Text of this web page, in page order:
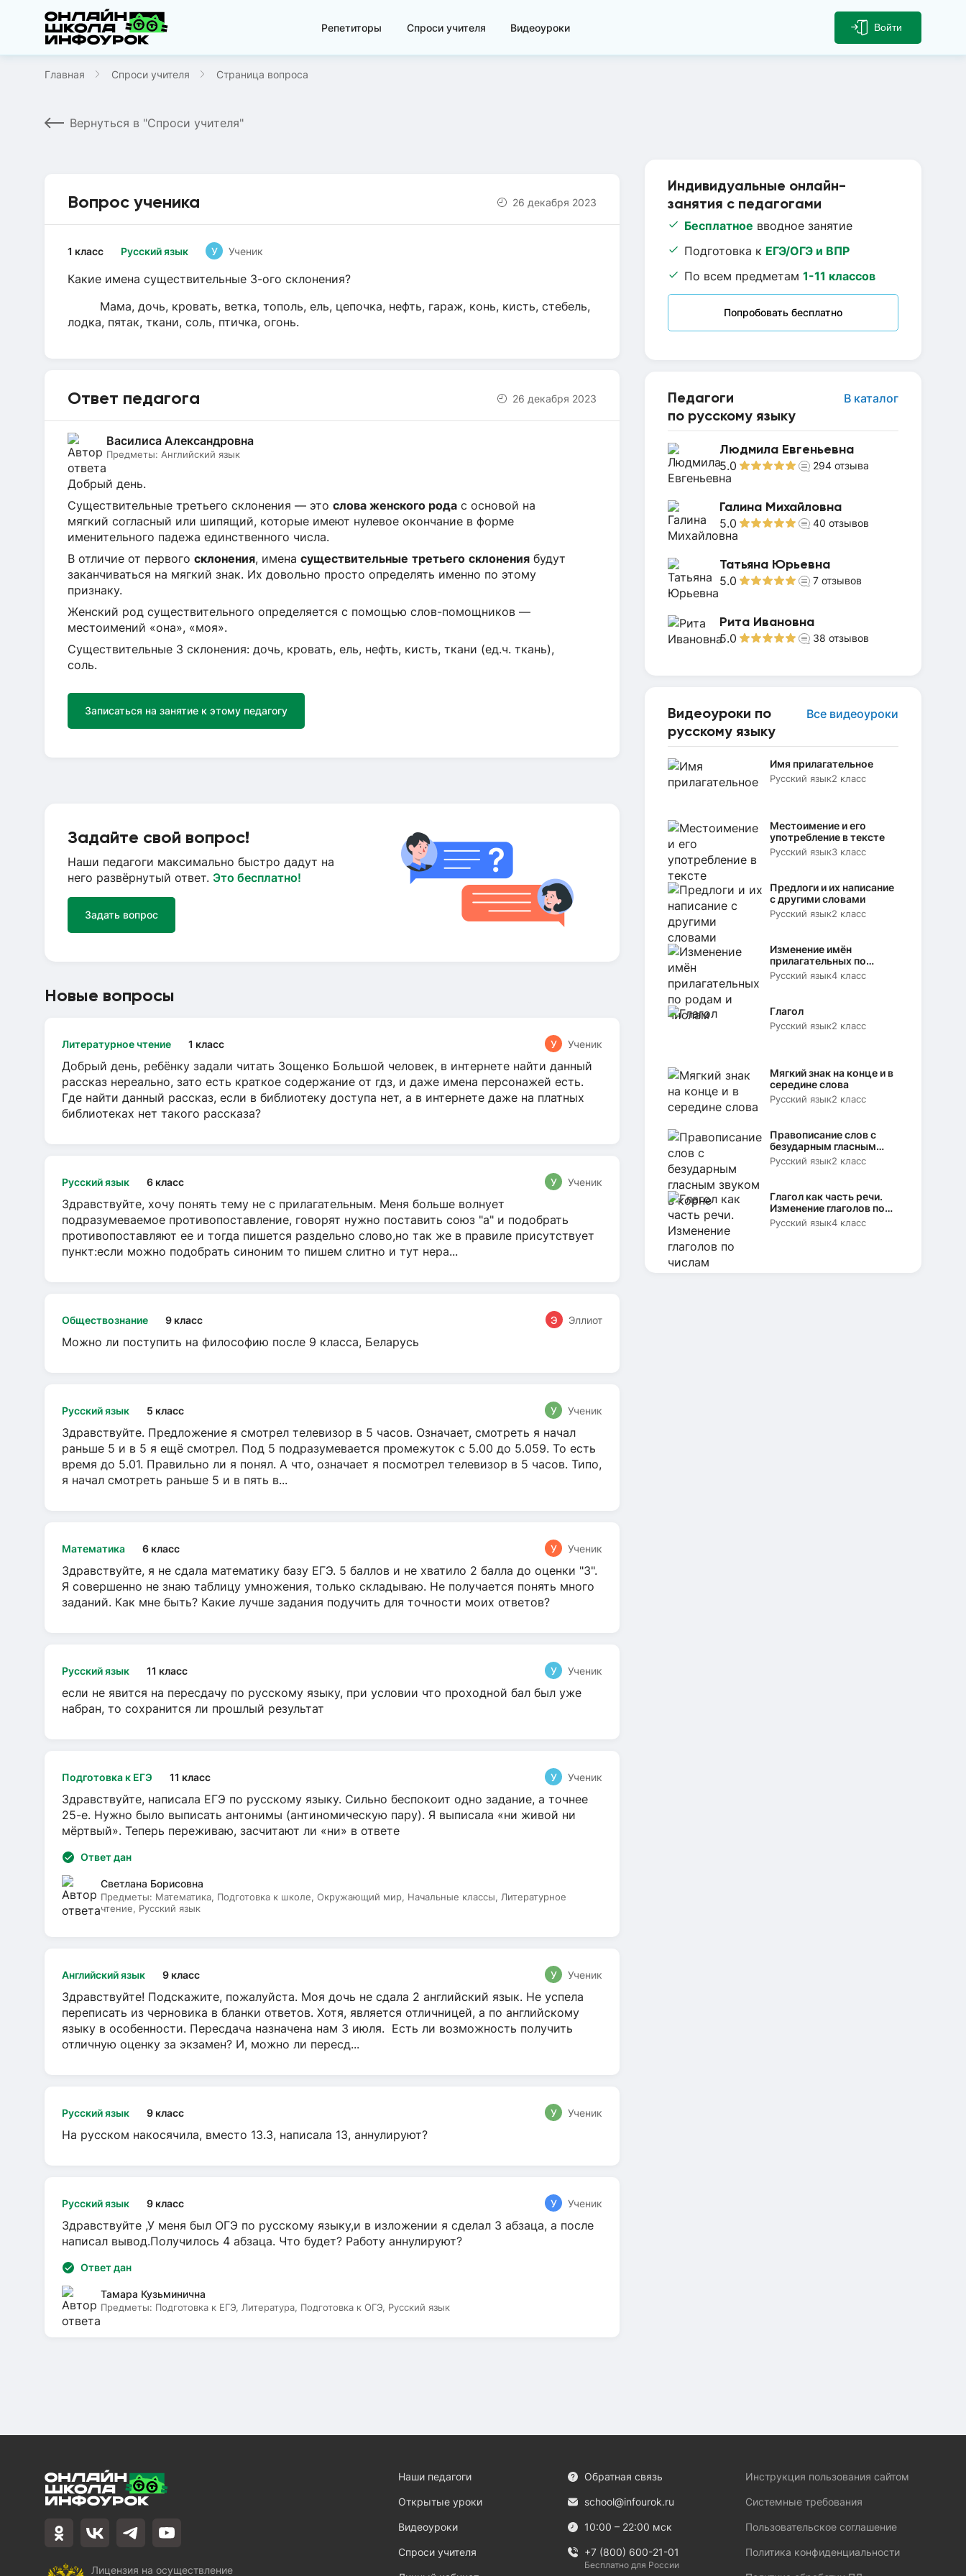
Репетиторы Спроси учителя Видеоуроки Войти
Главная Спроси учителя Страница вопроса
Вернуться в "Спроси учителя"
Индивидуальные онлайн-
занятия с педагогами
Бесплатное вводное занятие
Подготовка к ЕГЭ/ОГЭ и ВПР
По всем предметам 1-11 классов
Попробовать бесплатно
Педагоги
по русскому языку
В каталог
Людмила Евгеньевна
5.0 294 отзыва
Галина Михайловна
5.0 40 отзывов
Татьяна Юрьевна
5.0 7 отзывов
Рита Ивановна
5.0 38 отзывов
Видеоуроки по
русскому языку
Все видеоуроки
Имя прилагательное
Русский язык2 класс
Местоимение и его
употребление в тексте
Русский язык3 класс
Предлоги и их написание
с другими словами
Русский язык2 класс
Изменение имён
прилагательных по
родам и числам
Русский язык4 класс
Глагол
Русский язык2 класс
Мягкий знак на конце и в
середине слова
Русский язык2 класс
Правописание слов с
безударным гласным
звуком в корне
Русский язык2 класс
Глагол как часть речи.
Изменение глаголов по
числам
Русский язык4 класс
Вопрос ученика 26 декабря 2023
Русский язык
1 класс У Ученик
Какие имена существительные 3-ого склонения?
Мама, дочь, кровать, ветка, тополь, ель, цепочка, нефть, гараж, конь, кисть, стебель,
лодка, пятак, ткани, соль, птичка, огонь.
Ответ педагога 26 декабря 2023
Василиса Александровна
Предметы: Английский язык
Добрый день.
Существительные третьего склонения — это слова женского рода с основой на
мягкий согласный или шипящий, которые имеют нулевое окончание в форме
именительного падежа единственного числа.
В отличие от первого склонения, имена существительные третьего склонения будут
заканчиваться на мягкий знак. Их довольно просто определять именно по этому
признаку.
Женский род существительного определяется с помощью слов-помощников —
местоимений «она», «моя».
Существительные 3 склонения: дочь, кровать, ель, нефть, кисть, ткани (ед.ч. ткань),
соль.
Записаться на занятие к этому педагогу
Задайте свой вопрос!
Наши педагоги максимально быстро дадут на
него развёрнутый ответ. Это бесплатно!
Задать вопрос
Новые вопросы
Литературное чтение 1 класс У Ученик
Добрый день, ребёнку задали читать Зощенко Большой человек, в интернете найти данный
рассказ нереально, зато есть краткое содержание от гдз, и даже имена персонажей есть.
Где найти данный рассказ, если в библиотеку доступа нет, а в интернете даже на платных
библиотеках нет такого рассказа?
Русский язык 6 класс У Ученик
Здравствуйте, хочу понять тему не с прилагательным. Меня больше волнует
подразумеваемое противопоставление, говорят нужно поставить союз "а" и подобрать
противопоставляют ее и тогда пишется раздельно слово,но так же в правиле присутствует
пункт:если можно подобрать синоним то пишем слитно и тут нера...
Обществознание 9 класс Э Эллиот
Можно ли поступить на философию после 9 класса, Беларусь
Русский язык 5 класс У Ученик
Здравствуйте. Предложение я смотрел телевизор в 5 часов. Означает, смотреть я начал
раньше 5 и в 5 я ещё смотрел. Под 5 подразумевается промежуток с 5.00 до 5.059. То есть
время до 5.01. Правильно ли я понял. А что, означает я посмотрел телевизор в 5 часов. Типо,
я начал смотреть раньше 5 и в пять в...
Математика 6 класс У Ученик
Здравствуйте, я не сдала математику базу ЕГЭ. 5 баллов и не хватило 2 балла до оценки "3".
Я совершенно не знаю таблицу умножения, только складываю. Не получается понять много
заданий. Как мне быть? Какие лучше задания подучить для точности моих ответов?
Русский язык 11 класс У Ученик
если не явится на пересдачу по русскому языку, при условии что проходной бал был уже
набран, то сохранится ли прошлый результат
Подготовка к ЕГЭ 11 класс У Ученик
Здравствуйте, написала ЕГЭ по русскому языку. Сильно беспокоит одно задание, а точнее
25-е. Нужно было выписать антонимы (антиномическую пару). Я выписала «ни живой ни
мёртвый». Теперь переживаю, засчитают ли «ни» в ответе
Ответ дан
Светлана Борисовна
Предметы: Математика, Подготовка к школе, Окружающий мир, Начальные классы, Литературное
чтение, Русский язык
Английский язык 9 класс У Ученик
Здравствуйте! Подскажите, пожалуйста. Моя дочь не сдала 2 английский язык. Не успела
переписать из черновика в бланки ответов. Хотя, является отличницей, а по английскому
языку в особенности. Пересдача назначена нам 3 июля. Есть ли возможность получить
отличную оценку за экзамен? И, можно ли пересд...
Русский язык 9 класс У Ученик
На русском накосячила, вместо 13.3, написала 13, аннулируют?
Русский язык 9 класс У Ученик
Здравствуйте ,У меня был ОГЭ по русскому языку,и в изложении я сделал 3 абзаца, а после
написал вывод.Получилось 4 абзаца. Что будет? Работу аннулируют?
Ответ дан
Тамара Кузьминична
Предметы: Подготовка к ЕГЭ, Литература, Подготовка к ОГЭ, Русский язык
Лицензия на осуществление
Наши педагоги
Открытые уроки
Видеоуроки
Спроси учителя
Обратная связь
school@infourok.ru
10:00 – 22:00 мск
+7 (800) 600-21-01
Бесплатно для России
Инструкция пользования сайтом
Системные требования
Пользовательское соглашение
Политика конфиденциальности